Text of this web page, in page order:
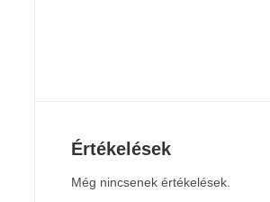
Értékelések
Még nincsenek értékelések.